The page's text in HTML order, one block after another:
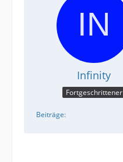
Infinity
Fortgeschrittener
Beiträge